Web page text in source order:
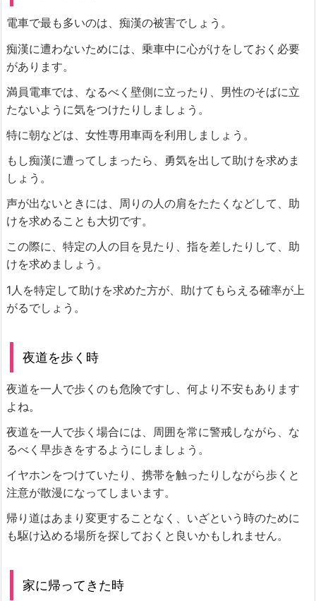
電車で最も多いのは、痴漢の被害でしょう。
痴漢に遭わないためには、乗車中に心がけをしておく必要
があります。
満員電車では、なるべく壁側に立ったり、男性のそばに立
たないように気をつけたりしましょう。
特に朝などは、女性専用車両を利用しましょう。
もし痴漢に遭ってしまったら、勇気を出して助けを求めま
しょう。
声が出ないときには、周りの人の肩をたたくなどして、助
けを求めることも大切です。
この際に、特定の人の目を見たり、指を差したりして、助
けを求めましょう。
1人を特定して助けを求めた方が、助けてもらえる確率が上
がるでしょう。
夜道を歩く時
夜道を一人で歩くのも危険ですし、何より不安もあります
よね。
夜道を一人で歩く場合には、周囲を常に警戒しながら、な
るべく早歩きをするようにしましょう。
イヤホンをつけていたり、携帯を触ったりしながら歩くと
注意が散漫になってしまいます。
帰り道はあまり変更することなく、いざという時のために
も駆け込める場所を探しておくと良いかもしれません。
家に帰ってきた時